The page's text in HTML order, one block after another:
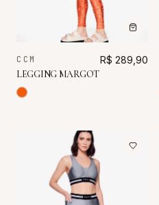
CCM
LEGGING MARGOT
R$ 289,90